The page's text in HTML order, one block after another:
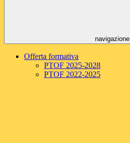
navigazione
Offerta formativa
PTOF 2025-2028
PTOF 2022-2025